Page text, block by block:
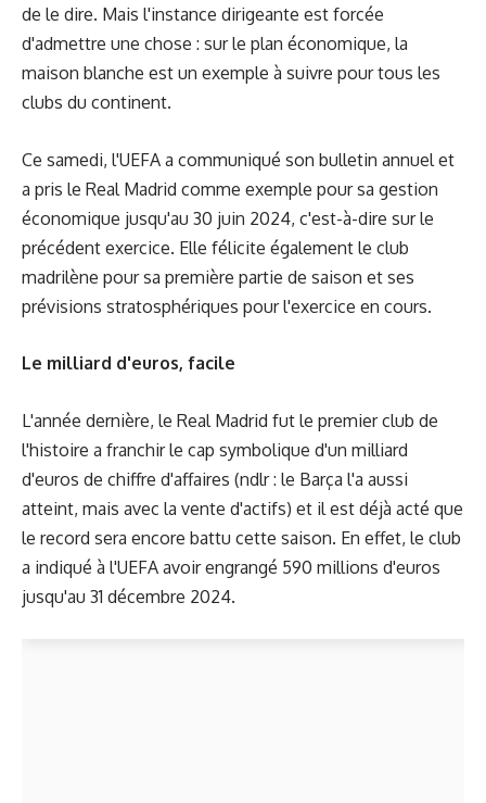
de le dire. Mais l'instance dirigeante est forcée
d'admettre une chose : sur le plan économique, la
maison blanche est un exemple à suivre pour tous les
clubs du continent.
Ce samedi, l'UEFA a communiqué son bulletin annuel et
a pris le Real Madrid comme exemple pour sa gestion
économique jusqu'au 30 juin 2024, c'est-à-dire sur le
précédent exercice. Elle félicite également le club
madrilène pour sa première partie de saison et ses
prévisions stratosphériques pour l'exercice en cours.
Le milliard d'euros, facile
L'année dernière, le Real Madrid fut le premier club de
l'histoire a franchir le cap symbolique d'un milliard
d'euros de chiffre d'affaires (ndlr : le Barça l'a aussi
atteint, mais avec la vente d'actifs) et il est déjà acté que
le record sera encore battu cette saison. En effet, le club
a indiqué à l'UEFA avoir engrangé 590 millions d'euros
jusqu'au 31 décembre 2024.